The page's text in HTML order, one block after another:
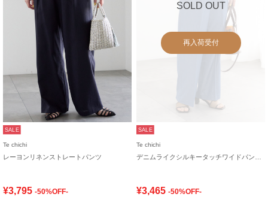
SALE
Te chichi
レーヨンリネンストレートパンツ
¥3,795 -50%OFF-
SOLD OUT
再入荷受付
SALE
Te chichi
¥3,465 -50%OFF-